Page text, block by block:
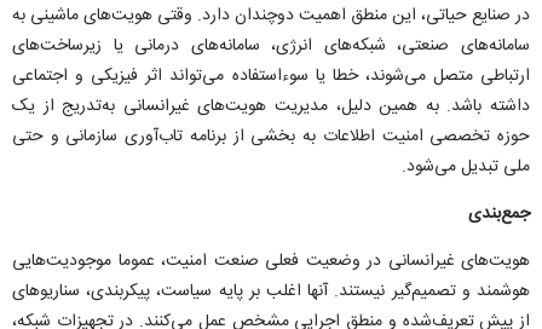
در صنایع حیاتی، این منطق اهمیت دوچندان دارد. وقتی هویت‌های ماشینی به
سامانه‌های صنعتی، شبکه‌های انرژی، سامانه‌های درمانی یا زیرساخت‌های
ارتباطی متصل می‌شوند، خطا یا سوءاستفاده می‌تواند اثر فیزیکی و اجتماعی
داشته باشد. به همین دلیل، مدیریت هویت‌های غیرانسانی به‌تدریج از یک
حوزه تخصصی امنیت اطلاعات به بخشی از برنامه تاب‌آوری سازمانی و حتی
ملی تبدیل می‌شود.
جمع‌بندی
هویت‌های غیرانسانی در وضعیت فعلی صنعت امنیت، عموما موجودیت‌هایی
هوشمند و تصمیم‌گیر نیستند. آنها اغلب بر پایه سیاست، پیکربندی، سناریو‌های
از پیش تعریف‌شده و منطق اجرایی مشخص عمل می‌کنند. در تجهیزات شبکه،